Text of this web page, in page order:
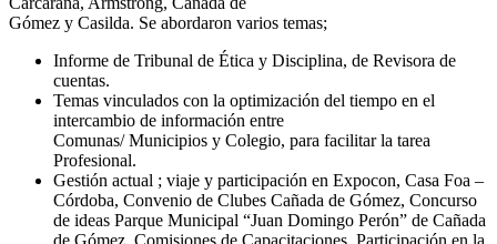
Gómez y Casilda. Se abordaron varios temas;
Informe de Tribunal de Ética y Disciplina, de Revisora de
cuentas.
Temas vinculados con la optimización del tiempo en el
intercambio de información entre
Comunas/ Municipios y Colegio, para facilitar la tarea
Profesional.
Gestión actual ; viaje y participación en Expocon, Casa Foa –
Córdoba, Convenio de Clubes Cañada de Gómez, Concurso
de ideas Parque Municipal “Juan Domingo Perón” de Cañada
de Gómez, Comisiones de Capacitaciones, Participación en la